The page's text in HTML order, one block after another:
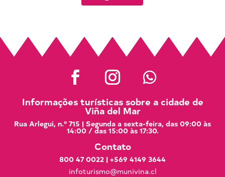
Informações turísticas sobre a cidade de
Viña del Mar
Rua Arlegui, n.º 715 | Segunda a sexta-feira, das 09:00 às
14:00 / das 15:00 às 17:30.
Contato
800 47 0022 | +569 4149 3644
infoturismo@munivina.cl